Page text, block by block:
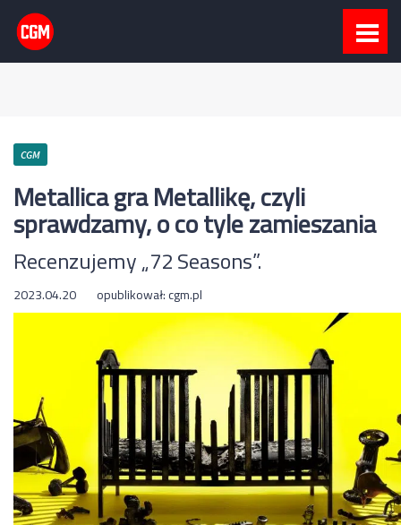
CGM
Metallica gra Metallikę, czyli
sprawdzamy, o co tyle zamieszania
Recenzujemy „72 Seasons”.
2023.04.20 opublikował:cgm.pl